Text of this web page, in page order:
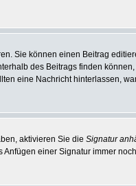
Sie können einen Beitrag
des Beitrags finden
eine Nachricht hinterlassen,
aktivieren Sie die Signatur
einer Signatur immer